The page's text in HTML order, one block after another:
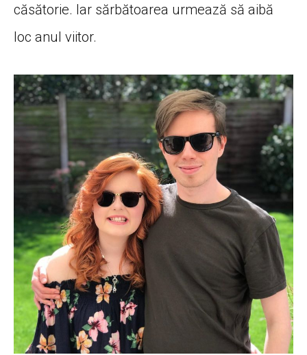
căsătorie. Iar sărbătoarea urmează să aibă
loc anul viitor.